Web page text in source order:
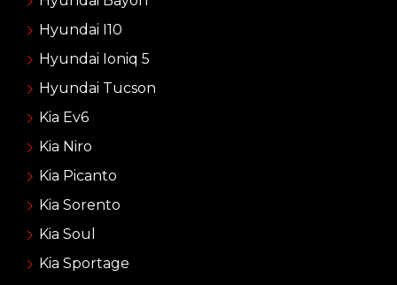
Hyundai I10
Hyundai Ioniq 5
Hyundai Tucson
Kia Ev6
Kia Niro
Kia Picanto
Kia Sorento
Kia Soul
Kia Sportage